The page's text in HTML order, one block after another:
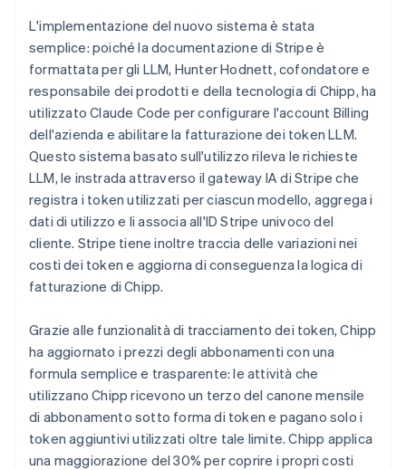
L'implementazione del nuovo sistema è stata
semplice: poiché la documentazione di Stripe è
formattata per gli LLM, Hunter Hodnett, cofondatore e
responsabile dei prodotti e della tecnologia di Chipp, ha
utilizzato Claude Code per configurare l'account Billing
dell'azienda e abilitare la fatturazione dei token LLM.
Questo sistema basato sull'utilizzo rileva le richieste
LLM, le instrada attraverso il gateway IA di Stripe che
registra i token utilizzati per ciascun modello, aggrega i
dati di utilizzo e li associa all'ID Stripe univoco del
cliente. Stripe tiene inoltre traccia delle variazioni nei
costi dei token e aggiorna di conseguenza la logica di
fatturazione di Chipp.
Grazie alle funzionalità di tracciamento dei token, Chipp
ha aggiornato i prezzi degli abbonamenti con una
formula semplice e trasparente: le attività che
utilizzano Chipp ricevono un terzo del canone mensile
di abbonamento sotto forma di token e pagano solo i
token aggiuntivi utilizzati oltre tale limite. Chipp applica
una maggiorazione del 30% per coprire i propri costi